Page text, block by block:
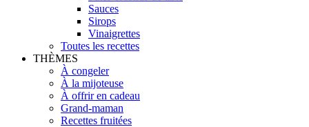
Sauces
Sirops
Vinaigrettes
Toutes les recettes
THÈMES
À congeler
À la mijoteuse
À offrir en cadeau
Grand-maman
Recettes fruitées